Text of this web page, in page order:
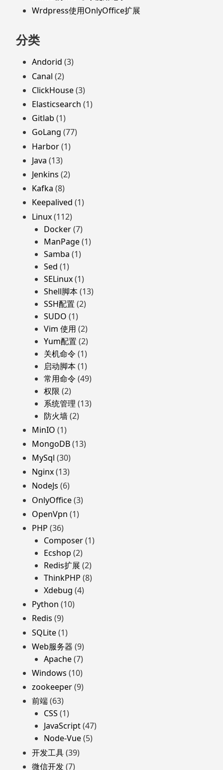
Wrdpress使用OnlyOffice扩展
分类
Andorid (3)
Canal (2)
ClickHouse(3)
Elasticsearch (1)
Gitlab (1)
GoLang (77)
Harbor(1)
Java (13)
Jenkins (2)
Kafka (8)
Keepalived (1)
Linux(112)
Docker(7)
ManPage(1)
Samba (1)
Sed (1)
SELinux(1)
Shell脚本(13)
SSH配置 (2)
SUDO (1)
Vim 使用 (2)
Yum配置 (2)
关机命令 (1)
启动脚本(1)
常用命令 (49)
权限 (2)
系统管理 (13)
防火墙(2)
MinIO (1)
MongoDB(13)
MySql (30)
Nginx(13)
NodeJs (6)
OnlyOffice(3)
OpenVpn (1)
PHP (36)
Composer(1)
Ecshop (2)
Redis扩展 (2)
ThinkPHP (8)
Xdebug (4)
Python (10)
Redis (9)
SQLite(1)
Web服务器 (9)
Apache(7)
Windows (10)
zookeeper(9)
前端(63)
CSS (1)
JavaScript(47)
Node-Vue(5)
开发工具(39)
微信开发(7)